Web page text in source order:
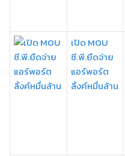
เปิด MOU
ซี.พี.ยืดจ่าย
แอร์พอร์ต
ลิ้งค์หมื่นล้าน